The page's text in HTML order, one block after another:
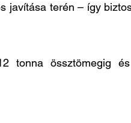
javítása terén – így
tonna össztömegig